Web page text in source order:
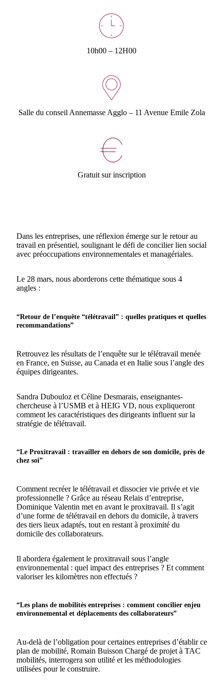
10h00 – 12H00
Salle du conseil Annemasse Agglo – 11 Avenue Emile Zola
Gratuit sur inscription
Dans les entreprises, une réflexion émerge sur le retour au
travail en présentiel, soulignant le défi de concilier lien social
avec préoccupations environnementales et managériales.
Le 28 mars, nous aborderons cette thématique sous 4
angles :
“Retour de l’enquête “télétravail” : quelles pratiques et quelles
recommandations”
Retrouvez les résultats de l’enquête sur le télétravail menée
en France, en Suisse, au Canada et en Italie sous l’angle des
équipes dirigeantes.
Sandra Dubouloz et Céline Desmarais, enseignantes-
chercheuse à l’USMB et à HEIG VD, nous expliqueront
comment les caractéristiques des dirigeants influent sur la
stratégie de télétravail.
“Le Proxitravail : travailler en dehors de son domicile, près de
chez soi”
Comment recréer le télétravail et dissocier vie privée et vie
professionnelle ? Grâce au réseau Relais d’entreprise,
Dominique Valentin met en avant le proxitravail. Il s’agit
d’une forme de télétravail en dehors du domicile, à travers
des tiers lieux adaptés, tout en restant à proximité du
domicile des collaborateurs.
Il abordera également le proxitravail sous l’angle
environnemental : quel impact des entreprises ? Et comment
valoriser les kilomètres non effectués ?
“Les plans de mobilités entreprises : comment concilier enjeu
environnemental et déplacements des collaborateurs”
Au-delà de l’obligation pour certaines entreprises d’établir ce
plan de mobilité, Romain Buisson Chargé de projet à TAC
mobilités, interrogera son utilité et les méthodologies
utilisées pour le construire.